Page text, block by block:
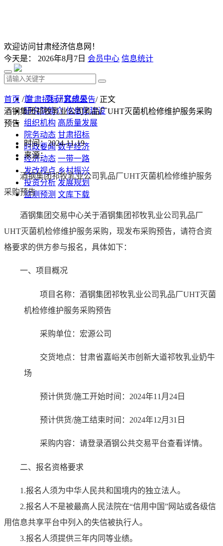
欢迎访问甘肃经济信息网！
今天是： 2026年8月7日 会员中心 信息统计
首 页 研究成果
研究院简介 信息化建设
组织机构 高质量发展
院务动态 甘肃招标
时政要闻 数字经济
经济动态 一带一路
发改视点 乡村振兴
投资分析 发展规划
监测预测 文库下载
首页 /甘肃招标/其他公告/ 正文
酒钢集团祁牧乳业公司乳品厂UHT灭菌机检修维护服务采购
预告
时间：2024-11-19
来源：
酒钢集团祁牧乳业公司乳品厂UHT灭菌机检修维护服务
采购预告
酒钢集团交易中心关于酒钢集团祁牧乳业公司乳品厂
UHT灭菌机检修维护服务采购，现发布采购预告，请符合资
格要求的供方参与报名，具体如下：
一、项目概况
项目名称： 酒钢集团祁牧乳业公司乳品厂UHT灭菌
机检修维护服务采购预告
采购单位： 宏源公司
交货地点： 甘肃省嘉峪关市创新大道祁牧乳业奶牛
场
预计供货/施工开始时间： 2024年11月24日
预计供货/施工结束时间： 2024年12月31日
采购内容：请登录酒钢公共交易平台查看详情。
二、报名资格要求
1.报名人须为中华人民共和国境内的独立法人。
2.报名人不是被最高人民法院在“信用中国”网站或各级信
用信息共享平台中列入的失信被执行人。
3.报名人须提供三年内同等业绩。